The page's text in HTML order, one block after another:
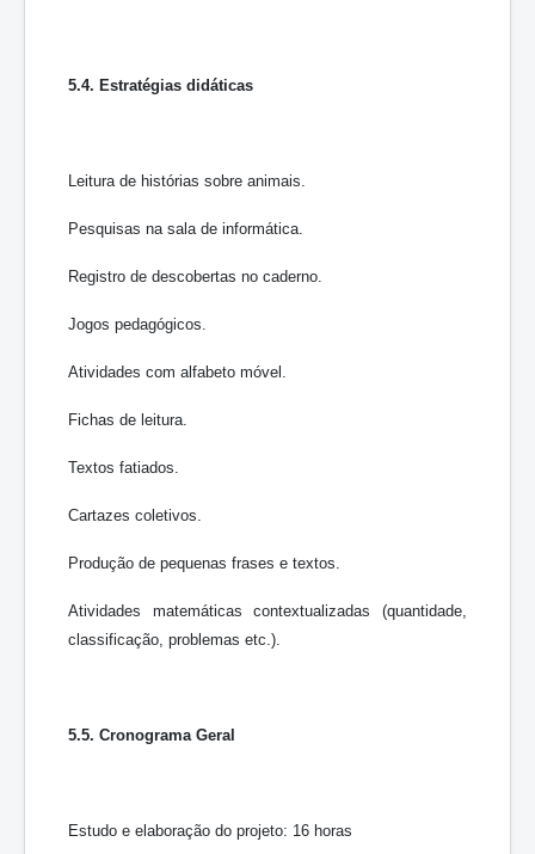
5.4. Estratégias didáticas
Leitura de histórias sobre animais.
Pesquisas na sala de informática.
Registro de descobertas no caderno.
Jogos pedagógicos.
Atividades com alfabeto móvel.
Fichas de leitura.
Textos fatiados.
Cartazes coletivos.
Produção de pequenas frases e textos.
Atividades matemáticas contextualizadas (quantidade,
classificação, problemas etc.).
5.5. Cronograma Geral
Estudo e elaboração do projeto: 16 horas